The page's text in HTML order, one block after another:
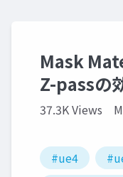
Mask
Z-passの
37.3K Views
#ue4